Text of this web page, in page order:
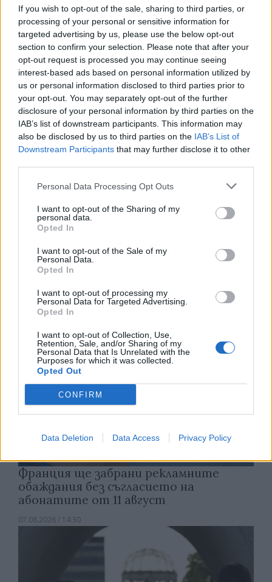
If you wish to opt-out of the sale, sharing to third parties, or
processing of your personal or sensitive information for
targeted advertising by us, please use the below opt-out
section to confirm your selection. Please note that after your
opt-out request is processed you may continue seeing
interest-based ads based on personal information utilized by
us or personal information disclosed to third parties prior to
your opt-out. You may separately opt-out of the further
disclosure of your personal information by third parties on the
IAB’s list of downstream participants. This information may
also be disclosed by us to third parties on the IAB’s List of
Downstream Participants that may further disclose it to other
Personal Data Processing Opt Outs
I want to opt-out of the Sharing of my
personal data.
Opted In
I want to opt-out of the Sale of my
Personal Data.
Opted In
I want to opt-out of processing my
Personal Data for Targeted Advertising.
Opted In
I want to opt-out of Collection, Use,
Retention, Sale, and/or Sharing of my
Personal Data that Is Unrelated with the
Purposes for which it was collected.
Opted Out
CONFIRM
Data Deletion Data Access Privacy Policy
Изкуствен интелект за първи път
създаде нови жизнеспособни вируси
07.08.2026 / 15:30
Астронавти на NASA излязоха в
открития космос
Франция ще забрани рекламните
обаждания без съгласието на
абонатите от 11 август
07.08.2026 / 14:30